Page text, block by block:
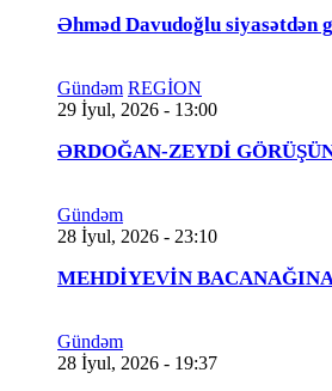
Əhməd Davudoğlu
Gündəm REGİON
29 İyul, 2026 - 13:00
ƏRDOĞAN-ZEYDİ
Gündəm
28 İyul, 2026 - 23:10
MEHDİYEVİN
Gündəm
28 İyul, 2026 - 19:37